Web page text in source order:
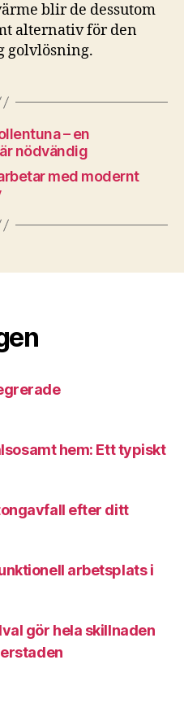
blir de dessutom
alternativ för den
golvlösning.
– en
nödvändig
med modernt
hem: Ett typiskt
efter ditt
arbetsplats i
gör hela skillnaden